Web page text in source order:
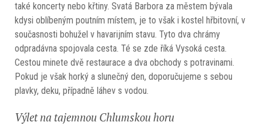
také koncerty nebo křtiny. Svatá Barbora za městem bývala
kdysi oblíbeným poutním místem, je to však i kostel hřbitovní, v
současnosti bohužel v havarijním stavu. Tyto dva chrámy
odpradávna spojovala cesta. Té se zde říká Vysoká cesta.
Cestou minete dvě restaurace a dva obchody s potravinami.
Pokud je však horký a slunečný den, doporučujeme s sebou
plavky, deku, případně láhev s vodou.
Výlet na tajemnou Chlumskou horu